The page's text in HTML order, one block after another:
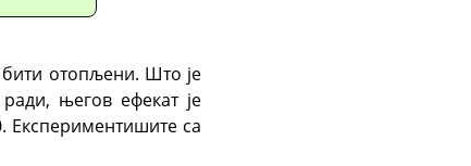
бити отопљени. Што је
његов ефекат је
Експериментишите са